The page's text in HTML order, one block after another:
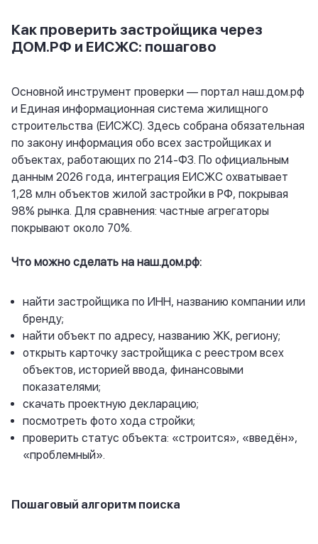
Как проверить застройщика через
ДОМ.РФ и ЕИСЖС: пошагово
Основной инструмент проверки — портал наш.дом.рф
и Единая информационная система жилищного
строительства (ЕИСЖС). Здесь собрана обязательная
по закону информация обо всех застройщиках и
объектах, работающих по 214-ФЗ. По официальным
данным 2026 года, интеграция ЕИСЖС охватывает
1,28 млн объектов жилой застройки в РФ, покрывая
98% рынка. Для сравнения: частные агрегаторы
покрывают около 70%.
Что можно сделать на наш.дом.рф:
найти застройщика по ИНН, названию компании или
бренду;
найти объект по адресу, названию ЖК, региону;
открыть карточку застройщика с реестром всех
объектов, историей ввода, финансовыми
показателями;
скачать проектную декларацию;
посмотреть фото хода стройки;
проверить статус объекта: «строится», «введён»,
«проблемный».
Пошаговый алгоритм поиска